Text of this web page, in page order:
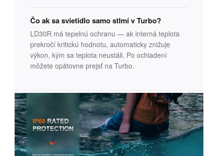
Čo ak sa svietidlo samo stlmí v Turbo?
LD30R má tepelnú ochranu — ak interná teplota
prekročí kritickú hodnotu, automaticky znižuje
výkon, kým sa teplota neustáli. Po ochladení
môžete opätovne prejsť na Turbo.